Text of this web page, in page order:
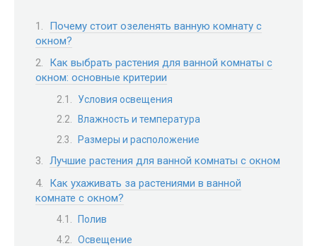
Почему стоит озеленять ванную комнату с
окном?
Как выбрать растения для ванной комнаты с
окном: основные критерии
Условия освещения
Влажность и температура
Размеры и расположение
Лучшие растения для ванной комнаты с окном
Как ухаживать за растениями в ванной
комнате с окном?
Полив
Освещение